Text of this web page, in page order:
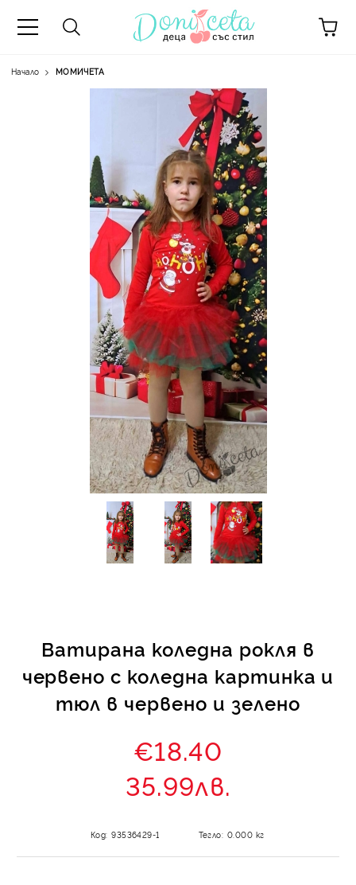
Начало МОМИЧЕТА
Ватирана коледна рокля в
червено с коледна картинка и
тюл в червено и зелено
€18.40
35.99лв.
Код: 93536429-1 Тегло: 0.000 кг